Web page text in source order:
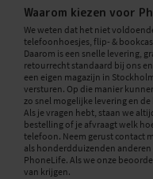
Waarom kiezen voor
We weten dat het niet
telefoonhoesjes, flip- &
Daarom is een snelle levering,
retourrecht standaard bij ons
een eigen magazijn in
versturen. Op die manier
zo snel mogelijke levering en
Als je vragen hebt, staan we
bestelling of je afvraagt welk
telefoon. Neem gerust contact
als honderdduizenden
PhoneLife. Als we onze
van krijgen.